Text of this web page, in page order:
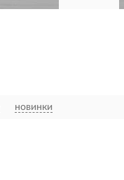
новинки